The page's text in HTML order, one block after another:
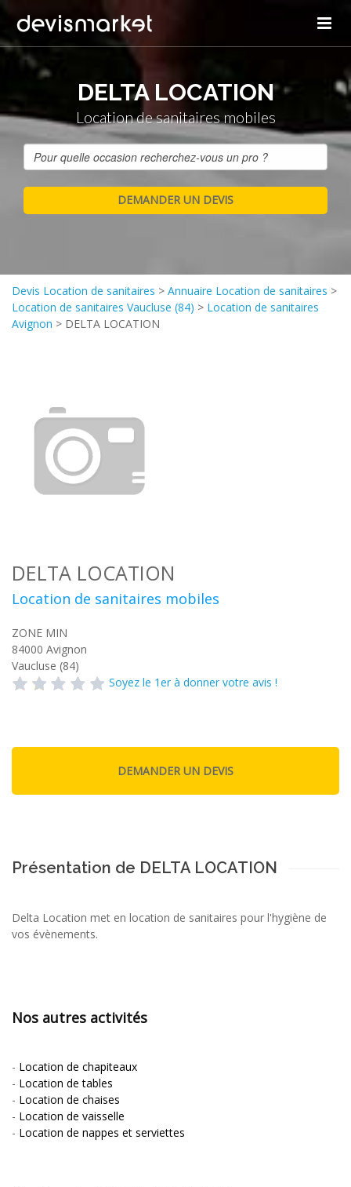
DELTA LOCATION
Location de sanitaires mobiles
Devis Location de sanitaires > Annuaire Location de sanitaires >
Location de sanitaires Vaucluse (84) > Location de sanitaires
Avignon > DELTA LOCATION
DELTA LOCATION
Location de sanitaires mobiles
ZONE MIN
84000 Avignon
Vaucluse (84)
Soyez le 1er à donner votre avis !
Présentation de DELTA LOCATION
Delta Location met en location de sanitaires pour l'hygiène de
vos évènements.
Nos autres activités
- Location de chapiteaux
- Location de tables
- Location de chaises
- Location de vaisselle
- Location de nappes et serviettes